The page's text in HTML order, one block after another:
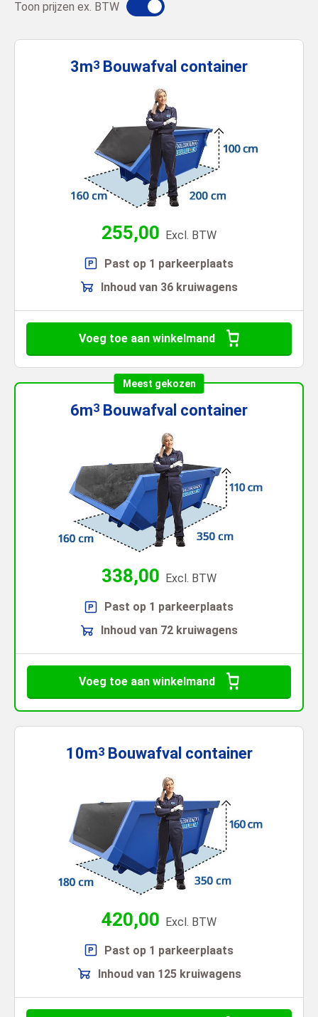
Toon prijzen ex. BTW
3m3 Bouwafval container
255,00 Excl. BTW
Past op 1 parkeerplaats
Inhoud van 36 kruiwagens
Voeg toe aan winkelmand
Meest gekozen
6m3 Bouwafval container
338,00 Excl. BTW
Past op 1 parkeerplaats
Inhoud van 72 kruiwagens
Voeg toe aan winkelmand
10m3 Bouwafval container
420,00 Excl. BTW
Past op 1 parkeerplaats
Inhoud van 125 kruiwagens